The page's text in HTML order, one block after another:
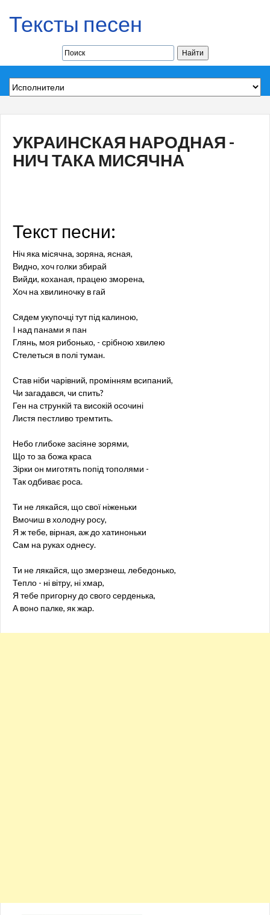
Тексты песен
УКРАИНСКАЯ НАРОДНАЯ -
НИЧ ТАКА МИСЯЧНА
Текст песни:
Ніч яка місячна, зоряна, ясная,
Видно, хоч голки збирай
Вийди, коханая, працею зморена,
Хоч на хвилиночку в гай
Сядем укупочці тут під калиною,
I над панами я пан
Глянь, моя рибонько, - срібною хвилею
Стелеться в полі туман.
Став ніби чарівний, промінням всипаний,
Чи загадався, чи спить?
Ген на стрункій та високій осочині
Листя пестливо тремтить.
Небо глибоке засіяне зорями,
Що то за божа краса
Зірки он миготять попід тополями -
Так одбиває роса.
Ти не лякайся, що свої ніженьки
Вмочиш в холодну росу,
Я ж тебе, вірная, аж до хатиноньки
Сам на руках однесу.
Ти не лякайся, що змерзнеш, лебедонько,
Тепло - ні вітру, ні хмар,
Я тебе пригорну до свого серденька,
А воно палке, як жар.